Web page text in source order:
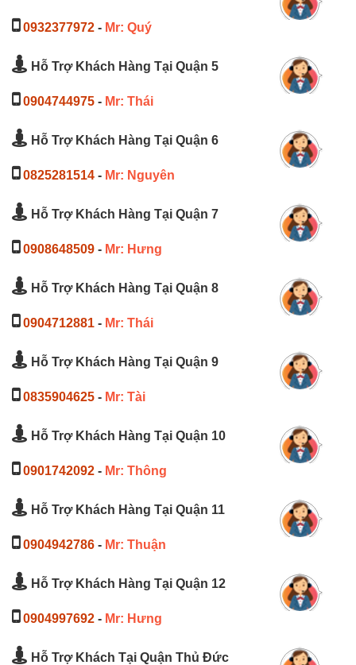
0932377972 - Mr: Quý
Hỗ Trợ Khách Hàng Tại Quận 5
0904744975 - Mr: Thái
Hỗ Trợ Khách Hàng Tại Quận 6
0825281514 - Mr: Nguyên
Hỗ Trợ Khách Hàng Tại Quận 7
0908648509 - Mr: Hưng
Hỗ Trợ Khách Hàng Tại Quận 8
0904712881 - Mr: Thái
Hỗ Trợ Khách Hàng Tại Quận 9
0835904625 - Mr: Tài
Hỗ Trợ Khách Hàng Tại Quận 10
0901742092 - Mr: Thông
Hỗ Trợ Khách Hàng Tại Quận 11
0904942786 - Mr: Thuận
Hỗ Trợ Khách Hàng Tại Quận 12
0904997692 - Mr: Hưng
Hỗ Trợ Khách Tại Quận Thủ Đức